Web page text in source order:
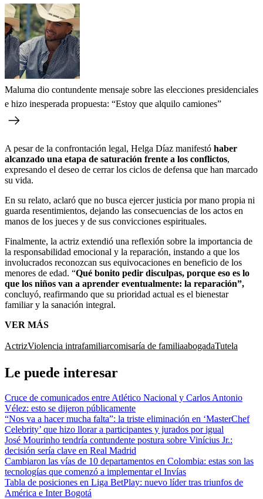
Maluma dio contundente mensaje sobre las elecciones presidenciales
e hizo inesperada propuesta: “Estoy que alquilo camiones”
A pesar de la confrontación legal, Helga Díaz manifestó haber
alcanzado una etapa de saturación frente a los conflictos,
expresando el deseo de cerrar los ciclos de defensa que han marcado
su vida.
En su relato, aclaró que no busca ejercer justicia por mano propia ni
guarda resentimientos, dejando las consecuencias de los actos en
manos de los jueces y de sus convicciones espirituales.
Finalmente, la actriz extendió una reflexión sobre la importancia de
la responsabilidad emocional y la reparación, instando a que los
involucrados reconozcan sus equivocaciones en beneficio de los
menores de edad. “Qué bonito pedir disculpas, porque eso es lo
que los niños van a aprender eventualmente: la reparación”,
concluyó, reafirmando que su prioridad actual es el bienestar
familiar y la sanación integral.
VER MÁS
ActrizViolencia intrafamiliarcomisaría de familiaabogadaTutela
Le puede interesar
Cruce de comunicados entre Atlético Nacional y Carlos Antonio
Vélez: esto se dijeron públicamente
“Nos va a hacer mucha falta”: la triste eliminación en ‘MasterChef
Celebrity’ que hizo llorar a participantes y jurados por igual
José Mourinho tendría contundente postura sobre Vinícius Jr.:
decisión sería clave en Real Madrid
Cambiaron las vías de 10 departamentos en Colombia: estas son las
tecnologías que comenzó a implementar el Invías
Tabla de posiciones en Liga BetPlay: nuevo líder tras triunfos de
América e Inter Bogotá